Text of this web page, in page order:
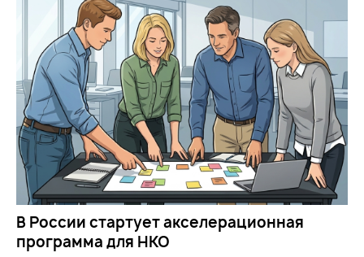
В России стартует акселерационная
программа для НКО